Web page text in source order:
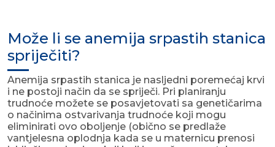
Može li se anemija srpastih stanica
spriječiti?
Anemija srpastih stanica je nasljedni poremećaj krvi
i ne postoji način da se spriječi. Pri planiranju
trudnoće možete se posavjetovati sa genetičarima
o načinima ostvarivanja trudnoće koji mogu
eliminirati ovo oboljenje (obično se predlaže
vantjelesna oplodnja kada se u maternicu prenosi